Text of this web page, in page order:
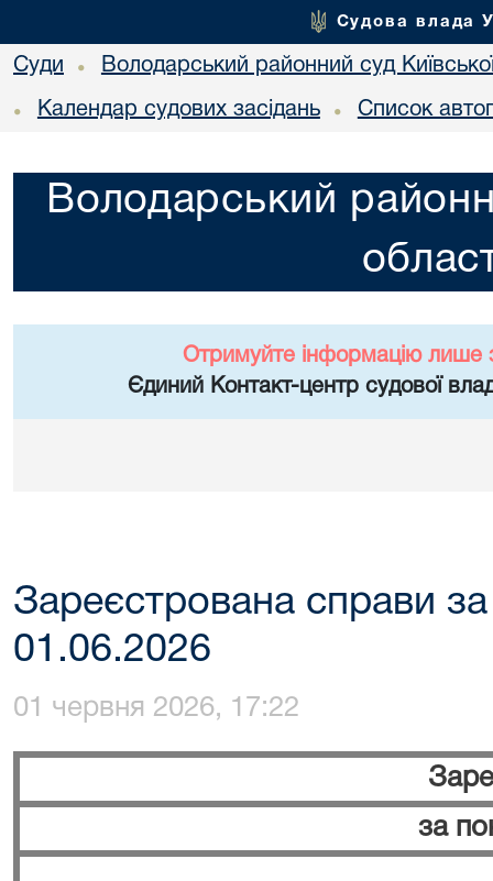
Судова влада
Суди • Володарський районний суд
• Календар судових засідань • Список
Володарський
Отримуйте інформацію лише
Єдиний Контакт-центр судової
Зареєстрована справи за
01.06.2026
01 червня 2026, 17:22
за